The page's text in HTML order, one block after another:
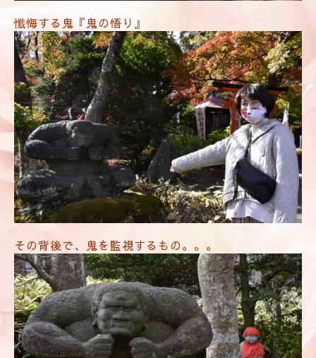
懺悔する鬼『鬼の悟り』
その背後で、鬼を監視するもの。。。